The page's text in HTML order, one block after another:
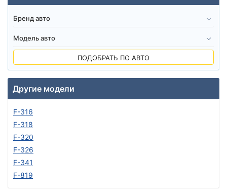
ПОДОБРАТЬ ПО АВТО
Другие модели
F-316
F-318
F-320
F-326
F-341
F-819